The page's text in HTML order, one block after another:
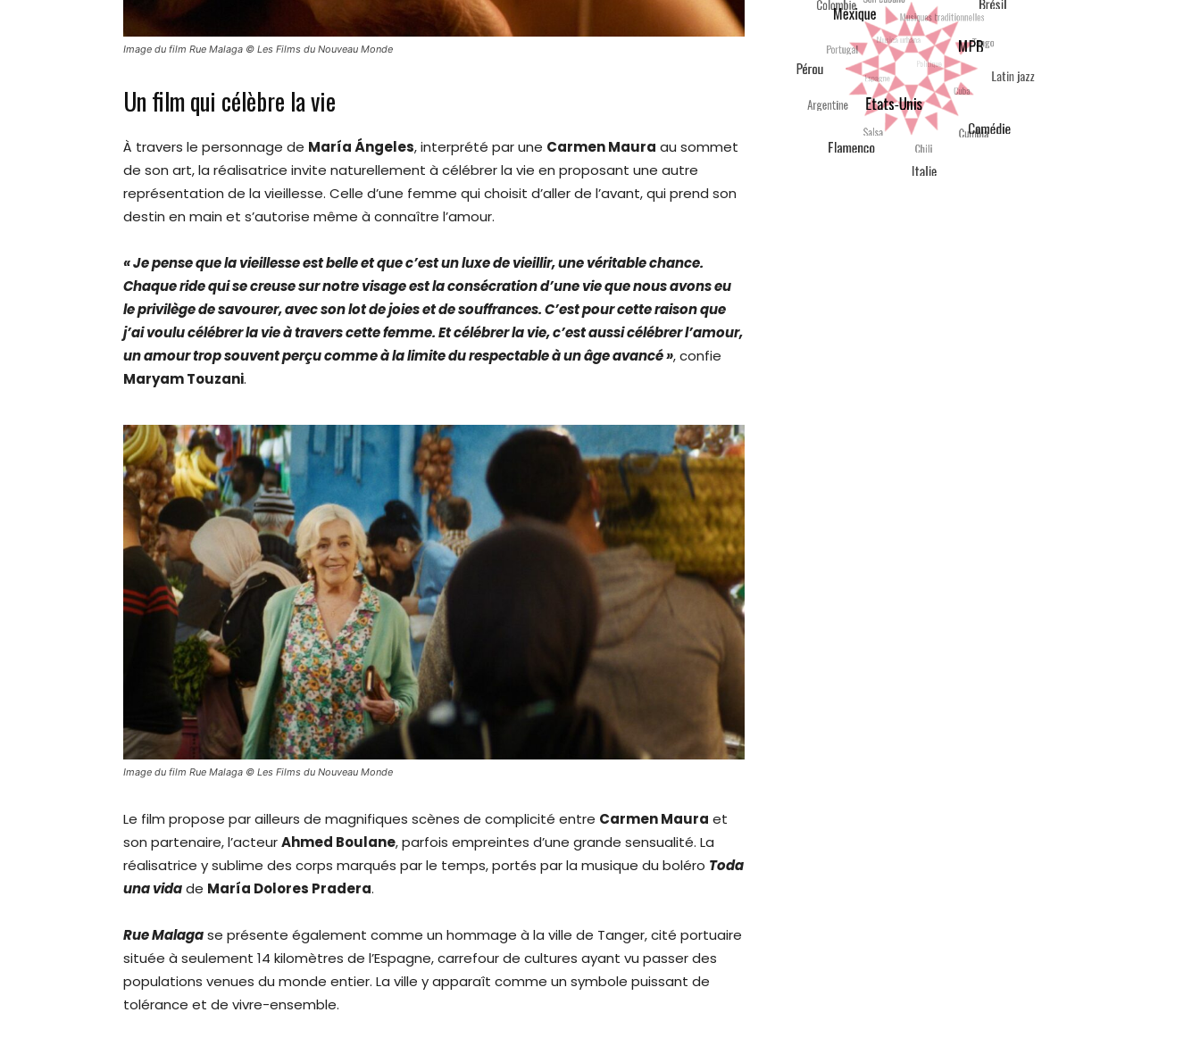
Image du film Rue Malaga © Les Films du Nouveau Monde
Un film qui célèbre la vie
À travers le personnage de María Ángeles, interprété par une Carmen Maura au sommet
de son art, la réalisatrice invite naturellement à célébrer la vie en proposant une autre
représentation de la vieillesse. Celle d’une femme qui choisit d’aller de l’avant, qui prend son
destin en main et s’autorise même à connaître l’amour.
« Je pense que la vieillesse est belle et que c’est un luxe de vieillir, une véritable chance.
Chaque ride qui se creuse sur notre visage est la consécration d’une vie que nous avons eu
le privilège de savourer, avec son lot de joies et de souffrances. C’est pour cette raison que
j’ai voulu célébrer la vie à travers cette femme. Et célébrer la vie, c’est aussi célébrer l’amour,
un amour trop souvent perçu comme à la limite du respectable à un âge avancé », confie
Maryam Touzani.
Image du film Rue Malaga © Les Films du Nouveau Monde
Le film propose par ailleurs de magnifiques scènes de complicité entre Carmen Maura et
son partenaire, l’acteurAhmed Boulane, parfois empreintes d’une grande sensualité. La
réalisatrice y sublime des corps marqués par le temps, portés par la musique du boléro Toda
una vidade María Dolores Pradera.
Rue Malagase présente également comme un hommage à la ville de Tanger, cité portuaire
située à seulement 14 kilomètres de l’Espagne, carrefour de cultures ayant vu passer des
populations venues du monde entier. La ville y apparaît comme un symbole puissant de
tolérance et de vivre-ensemble.